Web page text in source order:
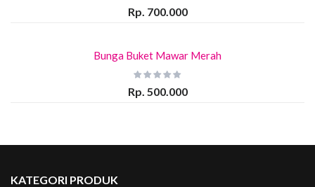
Rp. 700.000
Bunga Buket Mawar Merah
Rp. 500.000
KATEGORI PRODUK